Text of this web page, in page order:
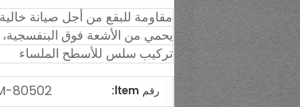
مقاومة للبقع من أجل صيانة
يحمي من الأشعة فوق البنفسجية،
تركيب سلس للأسطح الملساء
رقم ltem: 80502